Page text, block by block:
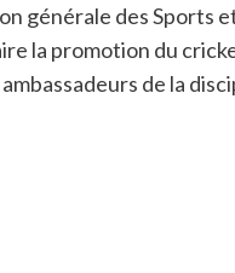
générale des Sports
la promotion du
de la